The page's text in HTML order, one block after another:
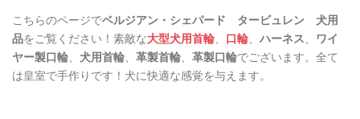
こちらのページでベルジアン・シェパード タービュレン 犬用
品をご覧ください！素敵な大型犬用首輪、 口輪、 ハーネス、
ワイ
ヤー製口輪、 犬用首輪、 革製首輪、 革製口輪でございます。全て
は皇室で手作りです！犬に快適な感覚を与えます。